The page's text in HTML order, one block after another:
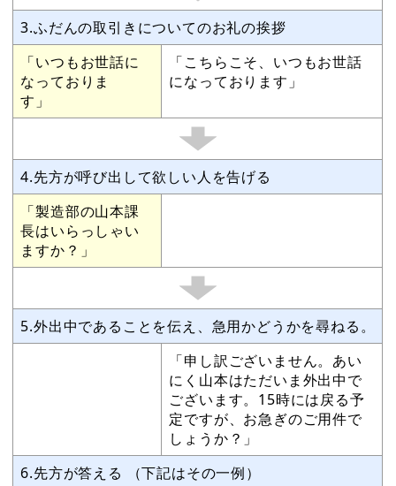
3.ふだんの取引きについてのお礼の挨拶
「いつもお世話に
なっておりま
す」
「こちらこそ、いつもお世話
になっております」
4.先方が呼び出して欲しい人を告げる
「製造部の山本課
長はいらっしゃい
ますか？」
5.外出中であることを伝え、急用かどうかを尋ねる。
「申し訳ございません。あい
にく山本はただいま外出中で
ございます。15時には戻る予
定ですが、お急ぎのご用件で
しょうか？」
6.先方が答える （下記はその一例）